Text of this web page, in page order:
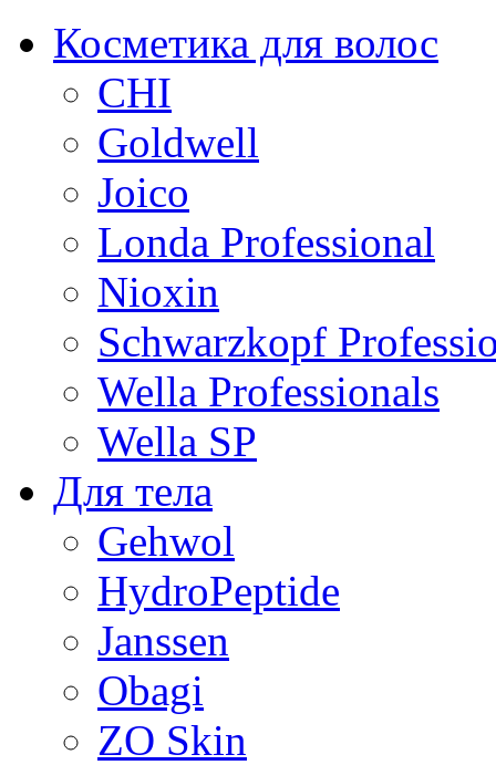
Косметика для волос
CHI
Goldwell
Joico
Londa Professional
Nioxin
Schwarzkopf
Wella Professionals
Wella SP
Для тела
Gehwol
HydroPeptide
Janssen
Obagi
ZO Skin